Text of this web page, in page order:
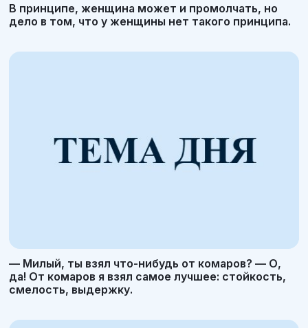
В принципе, женщина может и промолчать, но
дело в том, что у женщины нет такого принципа.
— Милый, ты взял что-нибудь от комаров? — О,
да! От комаров я взял самое лучшее: стойкость,
смелость, выдержку.